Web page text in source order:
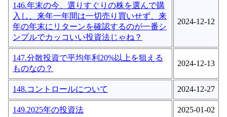
146.年末の今、選りすぐりの株を選んで購
入し、来年一年間は一切売り買いせず、来
年の年末にリターンを確認するのが一番シ
ンプルでカッコいい投資法じゃね？
2024-12-12
147.分散投資で平均年利20%以上を狙える
ものなの？
2024-12-13
148.コントロールについて 2024-12-27
149.2025年の投資法 2025-01-02